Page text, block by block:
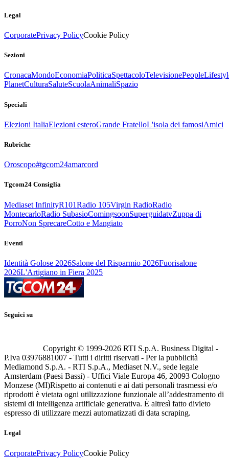
Legal
CorporatePrivacy PolicyCookie Policy
Sezioni
CronacaMondoEconomiaPoliticaSpettacoloTelevisionePeople
PlanetCulturaSaluteScuolaAnimaliSpazio
Speciali
Elezioni ItaliaElezioni esteroGrande FratelloL'isola dei famosiAmici
Rubriche
Oroscopo#tgcom24amarcord
Tgcom24 Consiglia
Mediaset InfinityR101Radio 105Virgin RadioRadio
MontecarloRadio SubasioComingsoonSuperguidatvZuppa di
PorroNon SprecareCotto e Mangiato
Eventi
Identità Golose 2026Salone del Risparmio 2026Fuorisalone
2026L'Artigiano in Fiera 2025
Seguici su
Copyright © 1999-2026 RTI S.p.A. Business Digital -
P.Iva 03976881007 - Tutti i diritti riservati - Per la pubblicità
Mediamond S.p.A. - RTI S.p.A., Mediaset N.V., sede legale
Amsterdam (Paesi Bassi) - Uffici Viale Europa 46, 20093 Cologno
Monzese (MI)Rispetto ai contenuti e ai dati personali trasmessi e/o
riprodotti è vietata ogni utilizzazione funzionale all’addestramento di
sistemi di intelligenza artificiale generativa. È altresì fatto divieto
espresso di utilizzare mezzi automatizzati di data scraping.
Legal
CorporatePrivacy PolicyCookie Policy